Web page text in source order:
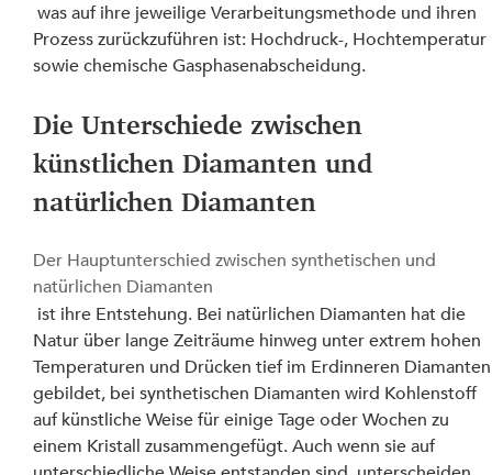
was auf ihre jeweilige Verarbeitungsmethode und ihren
Prozess zurückzuführen ist: Hochdruck-, Hochtemperatur
sowie chemische Gasphasenabscheidung.
Die Unterschiede zwischen
künstlichen Diamanten und
natürlichen Diamanten
Der Hauptunterschied zwischen synthetischen und
natürlichen Diamanten
ist ihre Entstehung. Bei natürlichen Diamanten hat die
Natur über lange Zeiträume hinweg unter extrem hohen
Temperaturen und Drücken tief im Erdinneren
gebildet, bei synthetischen Diamanten wird Kohlenstoff
auf künstliche Weise für einige Tage oder Wochen zu
einem Kristall zusammengefügt. Auch wenn sie auf